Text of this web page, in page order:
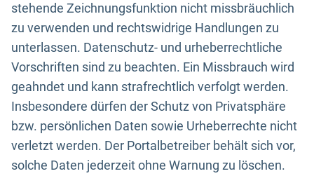
stehende Zeichnungsfunktion nicht missbräuchlich
zu verwenden und rechtswidrige Handlungen zu
unterlassen. Datenschutz- und urheberrechtliche
Vorschriften sind zu beachten. Ein Missbrauch wird
geahndet und kann strafrechtlich verfolgt werden.
Insbesondere dürfen der Schutz von Privatsphäre
bzw. persönlichen Daten sowie Urheberrechte nicht
verletzt werden. Der Portalbetreiber behält sich vor,
solche Daten jederzeit ohne Warnung zu löschen.